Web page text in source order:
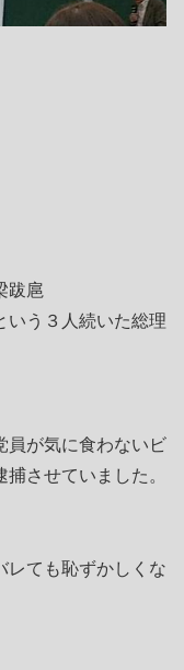
跋扈
う３人続いた総理
が気に食わないビ
させていました。
レても恥ずかしくな